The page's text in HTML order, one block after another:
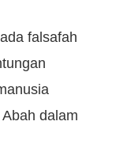
falsafah
dalam